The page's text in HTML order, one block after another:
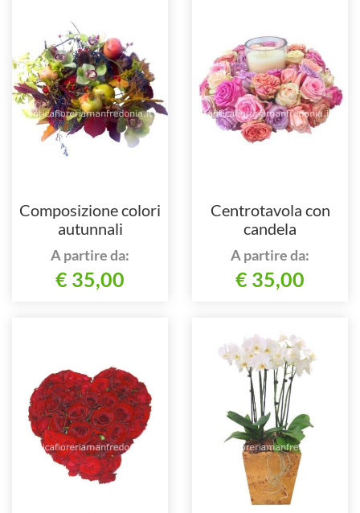
Composizione colori
autunnali
A partire da:
€ 35,00
Centrotavola con
candela
A partire da:
€ 35,00